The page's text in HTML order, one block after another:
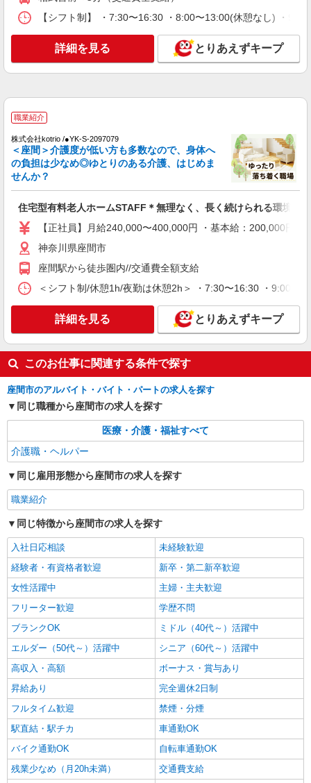
30,000円 ・役職手当：10,000〜70,000円 ・処遇改
善手当：20,000〜60,000円（勤続年数、保有資格
により変動） ・固定残業手当：20,000円（10時
間） ※固定残業時間を超過する場合には超過勤務
手当として別途支給 ・夜勤手当：10,000円/1回
（上記給与とは別に支給） 下記資格をお持ちの方
者研修 ・介護福祉士 など
神奈川県座間市
キープ 詳細を見る
【正社員】月給240,000〜400,000円 ・基本
給：200,000円〜220,000円 ・資格手当：10,000〜
30,000円 ・役職手当：10,000〜70,000円 ・処遇改
善手当：20,000〜60,000円（勤続年数、保有資格
により変動） ・固定残業手当：20,000円（10時
間） ※固定残業時間を超過する場合には超過勤務
手当として別途支給 ・夜勤手当：10,000円/1回
（上記給与とは別に支給） 下記資格をお持ちの方
者研修 ・介護福祉士 など
神奈川県座間市
派遣社員
株式会社kotrio /●YK-H-1554036
≪相武台前駅≫綺麗な高齢者マンションの見守
りSTAFF＊
時給1600円〜2250円 ◆日払い/週払いOK/交
通費全支給（ガソリン代含む）◆
座間市 【最寄り：相武台前駅】
キープ 詳細を見る
職業紹介
株式会社kotrio /●YK-S-2083247
住宅型有料老人ホームSTAFF＊負担少なめで
資格勉強と両立可♪
【正社員】月給240,000〜400,000円 ・基本
30,000円 ・役職手当：10,000〜70,000円 ・処遇改
善手当：20,000〜60,000円（勤続年数、保有資格
手当として別途支給 ・夜勤手当：10,000円/1回
（上記給与とは別に支給） 下記資格をお持ちの方
歓迎 ・認知症介護基礎研修 ・初任者研修 ・実務
者研修 ・介護福祉士 など
座間市 最寄り駅：相武台前
職業紹介
株式会社kotrio /●YK-S-2096914
正社員で採用します。最短2週間で内定でま
す。就労支援STAFF募集
【正社員】月給240,000〜400,000円 ・基本
給：200,000円〜220,000円 ・資格手当：10,000〜
30,000円 ・役職手当：10,000〜70,000円 ・処遇改
善手当：20,000〜60,000円（勤続年数、保有資格
により変動） ・固定残業手当：20,000円（10時
間） ※固定残業時間を超過する場合には超過勤務
手当として別途支給 ・夜勤手当：10,000円/1回
（上記給与とは別に支給） 下記資格をお持ちの方
歓迎 ・認知症介護基礎研修 ・初任者研修 ・実務
者研修 ・介護福祉士 など
神奈川県座間市
キープ 詳細を見る
【シフト制】 ・7:30〜16:30 ・8:00〜13:00(休憩なし) ・
詳細を見る とりあえずキープ
職業紹介
株式会社kotrio /●YK-S-2097079
＜座間＞介護度が低い方も多数なので、身体へ
の負担は少なめ◎ゆとりのある介護、はじめま
せんか？
住宅型有料老人ホームSTAFF＊無理なく、長く続けられる環境＊
【正社員】月給240,000〜400,000円 ・基本給：200,000円
神奈川県座間市
座間駅から徒歩圏内//交通費全額支給
＜シフト制/休憩1h/夜勤は休憩2h＞ ・7:30〜16:30 ・9:00
詳細を見る とりあえずキープ
このお仕事に関連する条件で探す
座間市のアルバイト・バイト・パートの求人を探す
同じ職種から座間市の求人を探す
医療・介護・福祉すべて
介護職・ヘルパー
同じ雇用形態から座間市の求人を探す
職業紹介
同じ特徴から座間市の求人を探す
入社日応相談
未経験歓迎
経験者・有資格者歓迎
新卒・第二新卒歓迎
女性活躍中
主婦・主夫歓迎
フリーター歓迎
学歴不問
ブランクOK
ミドル（40代～）活躍中
エルダー（50代～）活躍中
シニア（60代～）活躍中
高収入・高額
ボーナス・賞与あり
昇給あり
完全週休2日制
フルタイム歓迎
禁煙・分煙
駅直結・駅チカ
車通勤OK
バイク通勤OK
自転車通勤OK
残業少なめ（月20h未満）
交通費支給